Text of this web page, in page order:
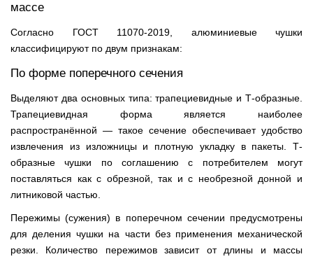
массе
Согласно ГОСТ 11070-2019, алюминиевые чушки
классифицируют по двум признакам:
По форме поперечного сечения
Выделяют два основных типа: трапециевидные и Т-образные.
Трапециевидная форма является наиболее
распространённой — такое сечение обеспечивает удобство
извлечения из изложницы и плотную укладку в пакеты. Т-
образные чушки по соглашению с потребителем могут
поставляться как с обрезной, так и с необрезной донной и
литниковой частью.
Пережимы (сужения) в поперечном сечении предусмотрены
для деления чушки на части без применения механической
резки. Количество пережимов зависит от длины и массы